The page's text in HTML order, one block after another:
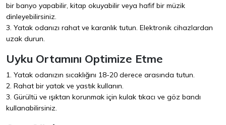
bir banyo yapabilir, kitap okuyabilir veya hafif bir müzik
dinleyebilirsiniz.
3. Yatak odanızı rahat ve karanlık tutun. Elektronik cihazlardan
uzak durun.
Uyku Ortamını Optimize Etme
1. Yatak odanızın sıcaklığını 18-20 derece arasında tutun.
2. Rahat bir yatak ve yastık kullanın.
3. Gürültü ve ışıktan korunmak için kulak tıkacı ve göz bandı
kullanabilirsiniz.